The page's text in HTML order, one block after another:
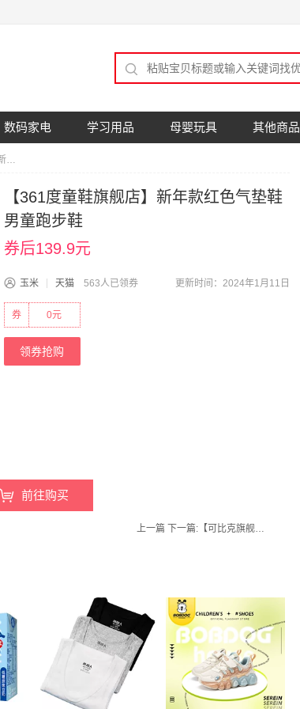
数码家电 学习用品 母婴玩具 其他商品
【361度童鞋旗舰店】新年款红色气垫鞋男童跑步鞋
【361度童鞋旗舰店】新年款红色气垫鞋
男童跑步鞋
券后139.9元
玉米 天猫 563人已领券 更新时间：2024年1月11日
0元
券
领券抢购
前往购买
上一篇 下一篇: 【可比克旗舰店】拍2件！纯切薯片120g*2包独立包装王者荣耀联名款